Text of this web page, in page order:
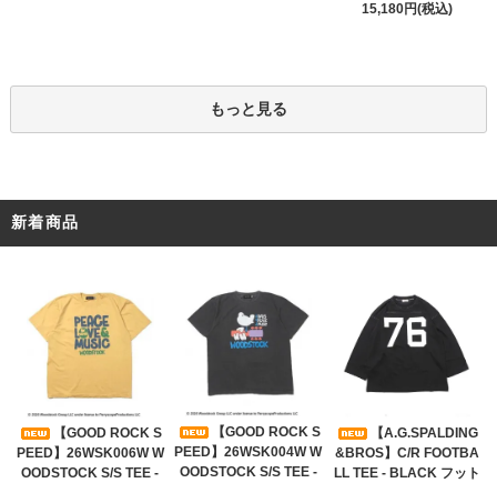
15,180円(税込)
もっと見る
新着商品
【GOOD ROCK S
PEED】26WSK006W W
OODSTOCK S/S TEE -
【GOOD ROCK S
PEED】26WSK004W W
OODSTOCK S/S TEE -
【A.G.SPALDING
&BROS】C/R FOOTBA
LL TEE - BLACK フット